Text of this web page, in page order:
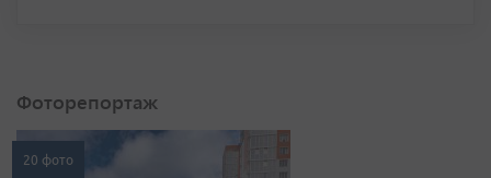
Фоторепортаж
20 фото